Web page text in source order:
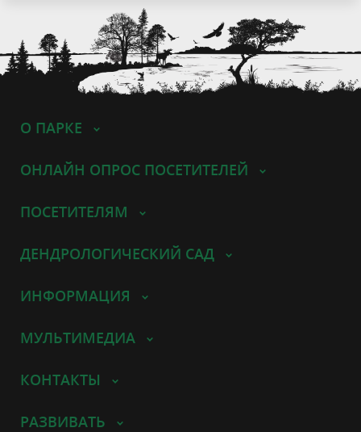
О ПАРКЕ
ОНЛАЙН ОПРОС ПОСЕТИТЕЛЕЙ
ПОСЕТИТЕЛЯМ
ДЕНДРОЛОГИЧЕСКИЙ САД
ИНФОРМАЦИЯ
МУЛЬТИМЕДИА
КОНТАКТЫ
РАЗВИВАТЬ